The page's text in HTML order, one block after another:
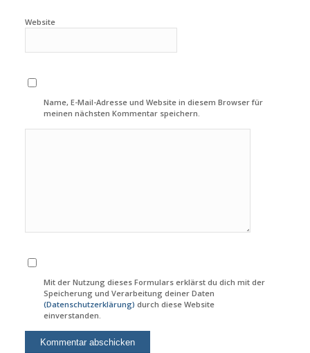
Website
Name, E-Mail-Adresse und Website in diesem Browser für
meinen nächsten Kommentar speichern.
Mit der Nutzung dieses Formulars erklärst du dich mit der
Speicherung und Verarbeitung deiner Daten
(Datenschutzerklärung) durch diese Website
einverstanden.